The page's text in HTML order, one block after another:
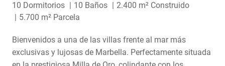
10 Dormitorios 10 Baños
2.400 m² Construido
5.700 m² Parcela
Bienvenidos a una de las villas frente al mar más
exclusivas y lujosas de Marbella. Perfectamente situada